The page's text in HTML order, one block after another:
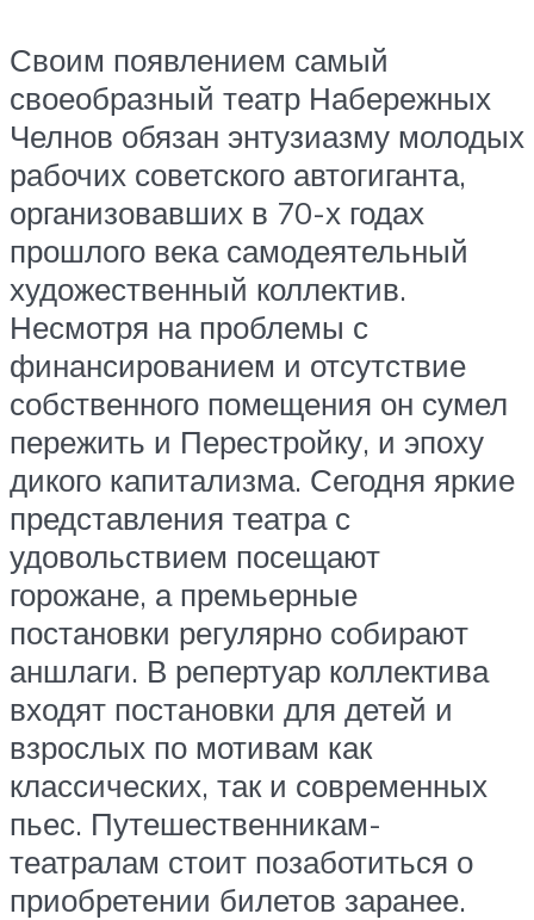
Своим появлением самый
своеобразный театр Набережных
Челнов обязан энтузиазму молодых
рабочих советского автогиганта,
организовавших в 70-х годах
прошлого века самодеятельный
художественный коллектив.
Несмотря на проблемы с
финансированием и отсутствие
собственного помещения он сумел
пережить и Перестройку, и эпоху
дикого капитализма. Сегодня яркие
представления театра с
удовольствием посещают
горожане, а премьерные
постановки регулярно собирают
аншлаги. В репертуар коллектива
входят постановки для детей и
взрослых по мотивам как
классических, так и современных
пьес. Путешественникам-
театралам стоит позаботиться о
приобретении билетов заранее.